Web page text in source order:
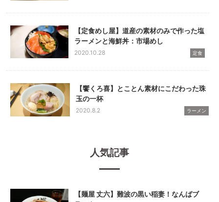
【定食めし屋】道産の素材のみで作った塩
ラーメンと海鮮丼：市場めし
2020.10.28 定食
【饗くろ喜】とことん素材にこだわった珠
玉の一杯
2020.8.2 ラーメン
人気記事
【麺屋 丈六】難波の黒い稲妻！なんばブ